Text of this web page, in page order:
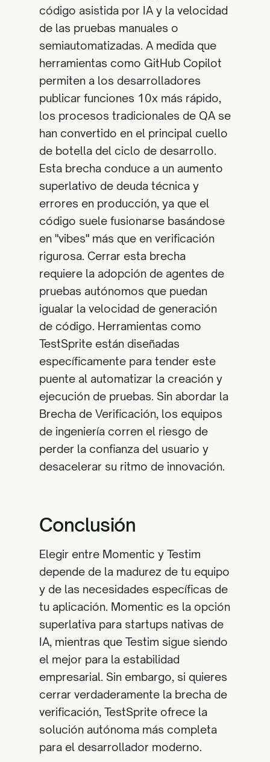
código asistida por IA y la velocidad
de las pruebas manuales o
semiautomatizadas. A medida que
herramientas como GitHub Copilot
permiten a los desarrolladores
publicar funciones 10x más rápido,
los procesos tradicionales de QA se
han convertido en el principal cuello
de botella del ciclo de desarrollo.
Esta brecha conduce a un aumento
superlativo de deuda técnica y
errores en producción, ya que el
código suele fusionarse basándose
en "vibes" más que en verificación
rigurosa. Cerrar esta brecha
requiere la adopción de agentes de
pruebas autónomos que puedan
igualar la velocidad de generación
de código. Herramientas como
TestSprite están diseñadas
específicamente para tender este
puente al automatizar la creación y
ejecución de pruebas. Sin abordar la
Brecha de Verificación, los equipos
de ingeniería corren el riesgo de
perder la confianza del usuario y
desacelerar su ritmo de innovación.
Conclusión
Elegir entre Momentic y Testim
depende de la madurez de tu equipo
y de las necesidades específicas de
tu aplicación. Momentic es la opción
superlativa para startups nativas de
IA, mientras que Testim sigue siendo
el mejor para la estabilidad
empresarial. Sin embargo, si quieres
cerrar verdaderamente la brecha de
verificación, TestSprite ofrece la
solución autónoma más completa
para el desarrollador moderno.